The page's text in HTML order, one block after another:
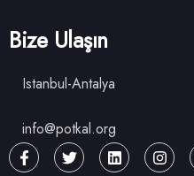
Bize Ulaşın
Istanbul-Antalya
info@potkal.org